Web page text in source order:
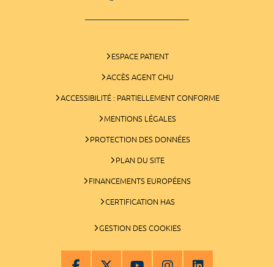
ESPACE PATIENT
ACCÈS AGENT CHU
ACCESSIBILITÉ : PARTIELLEMENT CONFORME
MENTIONS LÉGALES
PROTECTION DES DONNÉES
PLAN DU SITE
FINANCEMENTS EUROPÉENS
CERTIFICATION HAS
GESTION DES COOKIES